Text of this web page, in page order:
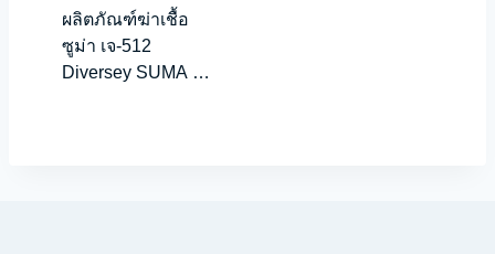
ผลิตภัณฑ์ฆ่าเชื้อ
ซูม่า เจ-512
Diversey SUMA J-